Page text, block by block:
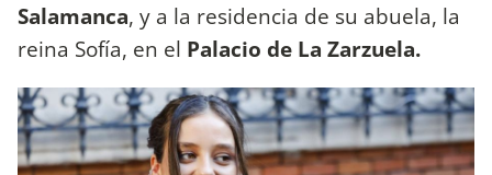
Salamanca, y a la residencia de su abuela, la
reina Sofía, en el Palacio de La Zarzuela.